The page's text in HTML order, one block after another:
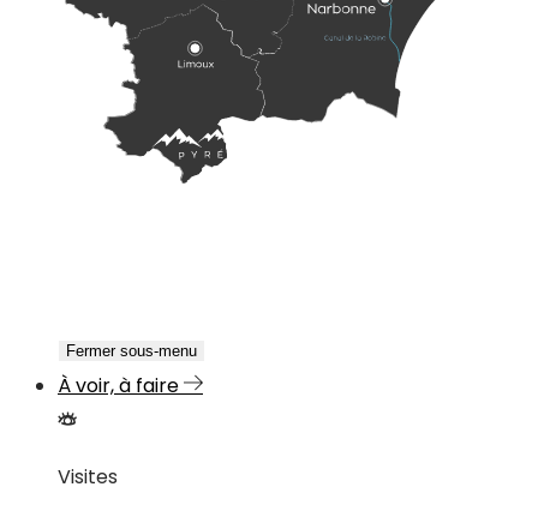
Fermer sous-menu
À voir, à faire
Visites